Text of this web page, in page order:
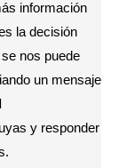
información
la decisión
nos puede
un mensaje
y responder